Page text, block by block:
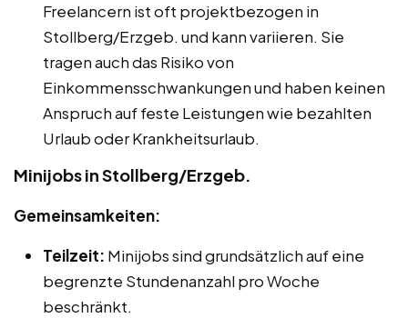
Freelancern ist oft projektbezogen in
Stollberg/Erzgeb. und kann variieren. Sie
tragen auch das Risiko von
Einkommensschwankungen und haben keinen
Anspruch auf feste Leistungen wie bezahlten
Urlaub oder Krankheitsurlaub.
Minijobs in Stollberg/Erzgeb.
Gemeinsamkeiten:
Teilzeit: Minijobs sind grundsätzlich auf eine
begrenzte Stundenanzahl pro Woche
beschränkt.